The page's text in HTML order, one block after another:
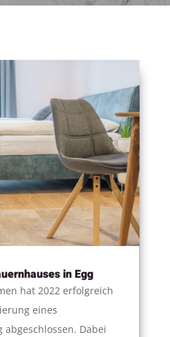
in Egg
hat 2022 erfolgreich
eines
abgeschlossen. Dabei